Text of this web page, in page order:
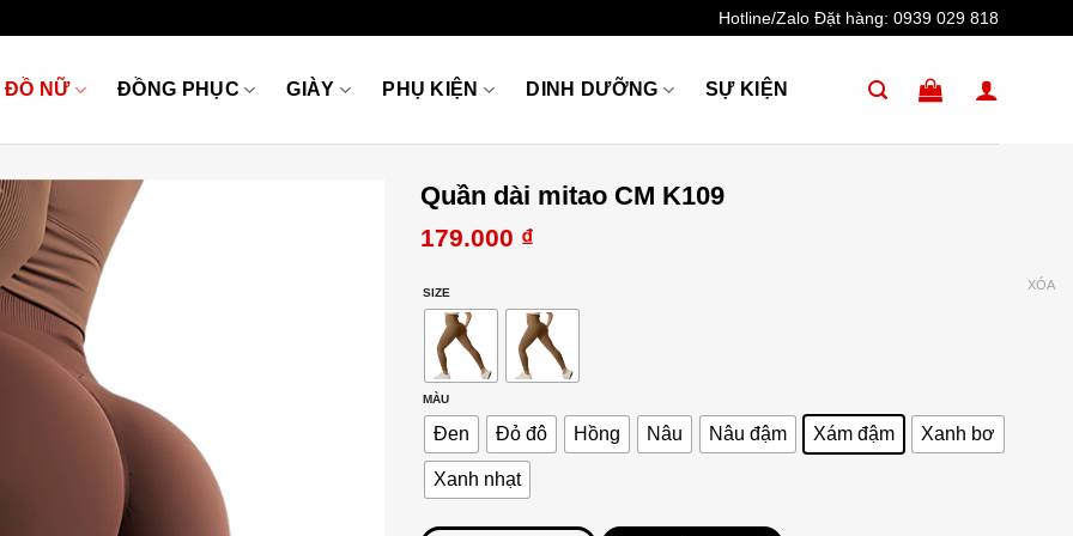
Hotline/Zalo Đặt hàng: 0939 029 818
ĐỒ NỮ ĐỒNG PHỤC GIÀY PHỤ KIỆN DINH DƯỠNG SỰ KIỆN
Quần dài mitao CM K109
179.000 ₫
SIZE
MÀU
Đen Đỏ đô Hồng Nâu Nâu đậm Xám đậm Xanh bơ
Xanh nhạt
XÓA